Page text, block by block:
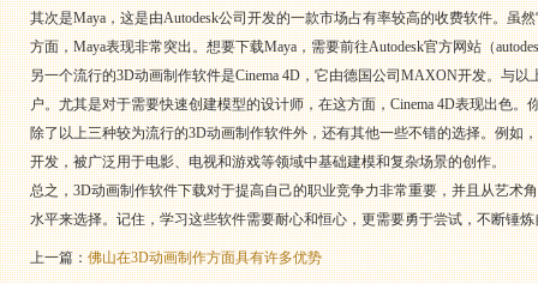
其次是Maya，这是由Autodesk公司开发的一款市场占有率较高的收费软件。虽
方面，Maya表现非常突出。想要下载Maya，需要前往Autodesk官方网站（
另一个流行的3D动画制作软件是Cinema 4D，它由德国公司MAXON开发。与
户。尤其是对于需要快速创建模型的设计师，在这方面，Cinema 4D表现出色。
除了以上三种较为流行的3D动画制作软件外，还有其他一些不错的选择。例如
开发，被广泛用于电影、电视和游戏等领域中基础建模和复杂场景的创作。
总之，3D动画制作软件下载对于提高自己的职业竞争力非常重要，并且从艺
水平来选择。记住，学习这些软件需要耐心和恒心，更需要勇于尝试，不断锤炼
上一篇：佛山在3D动画制作方面具有许多优势